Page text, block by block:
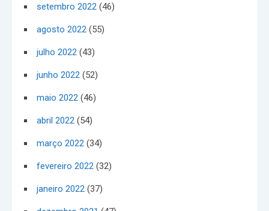
setembro 2022 (46)
agosto 2022 (55)
julho 2022 (43)
junho 2022 (52)
maio 2022 (46)
abril 2022 (54)
março 2022 (34)
fevereiro 2022 (32)
janeiro 2022 (37)